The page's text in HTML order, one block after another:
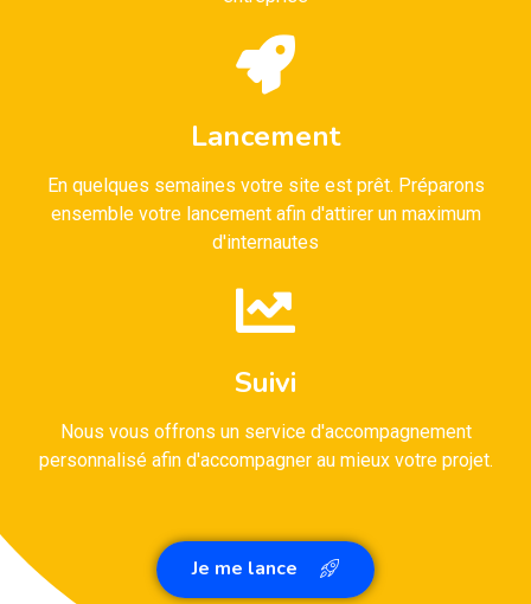
Lancement
En quelques semaines votre site est prêt. Préparons
ensemble votre lancement afin d'attirer un maximum
d'internautes
Suivi
Nous vous offrons un service d'accompagnement
personnalisé afin d'accompagner au mieux votre projet.
Je me lance